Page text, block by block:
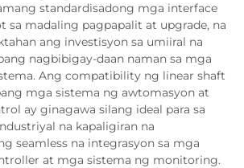
standardisadong mga interface
sa madaling pagpapalit at upgrade, na
ang investisyon sa umiiral na
nagbibigay-daan naman sa mga
Ang compatibility ng linear shaft
mga sistema ng awtomasyon at
ay ginagawa silang ideal para sa
na kapaligiran na
seamless na integrasyon sa mga
at mga sistema ng monitoring.